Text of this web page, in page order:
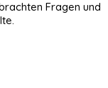
Fragen und